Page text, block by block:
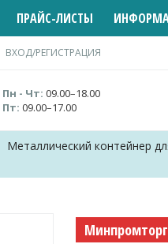
ПРАЙС-ЛИСТЫ
ВХОД/РЕГИСТРАЦИЯ
Пн - Чт: 09.00–18.00
Пт: 09.00–17.00
Металлический контейнер
Минпромторг